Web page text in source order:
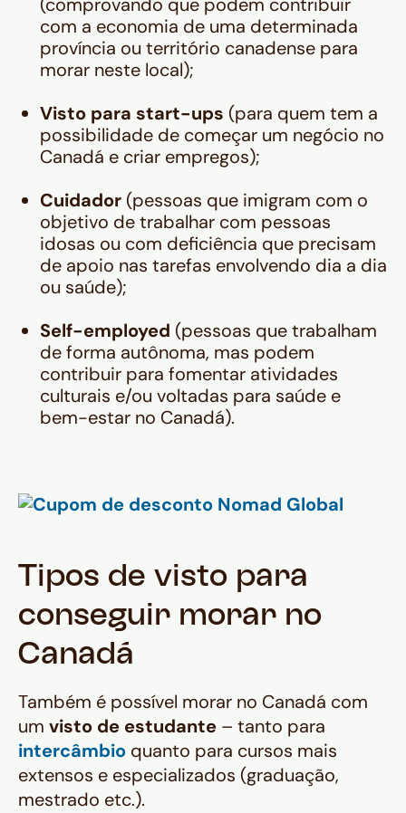
com a economia de uma determinada
província ou território canadense para
morar neste local);
Visto para start-ups (para quem tem a
possibilidade de começar um negócio no
Canadá e criar empregos);
Cuidador (pessoas que imigram com o
objetivo de trabalhar com pessoas
idosas ou com deficiência que precisam
de apoio nas tarefas envolvendo dia a dia
ou saúde);
Self-employed (pessoas que trabalham
de forma autônoma, mas podem
contribuir para fomentar atividades
culturais e/ou voltadas para saúde e
bem-estar no Canadá).
Tipos de visto para
conseguir morar no
Canadá
Também é possível morar no Canadá com
um visto de estudante – tanto para
intercâmbio quanto para cursos mais
extensos e especializados (graduação,
mestrado etc.).